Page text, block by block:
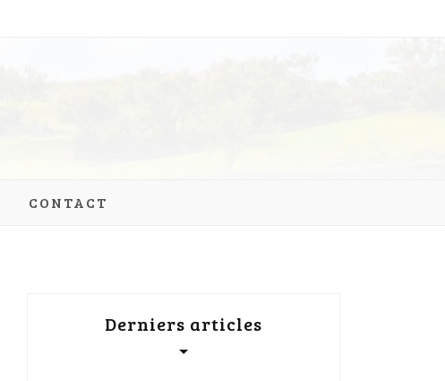
CONTACT
Derniers articles